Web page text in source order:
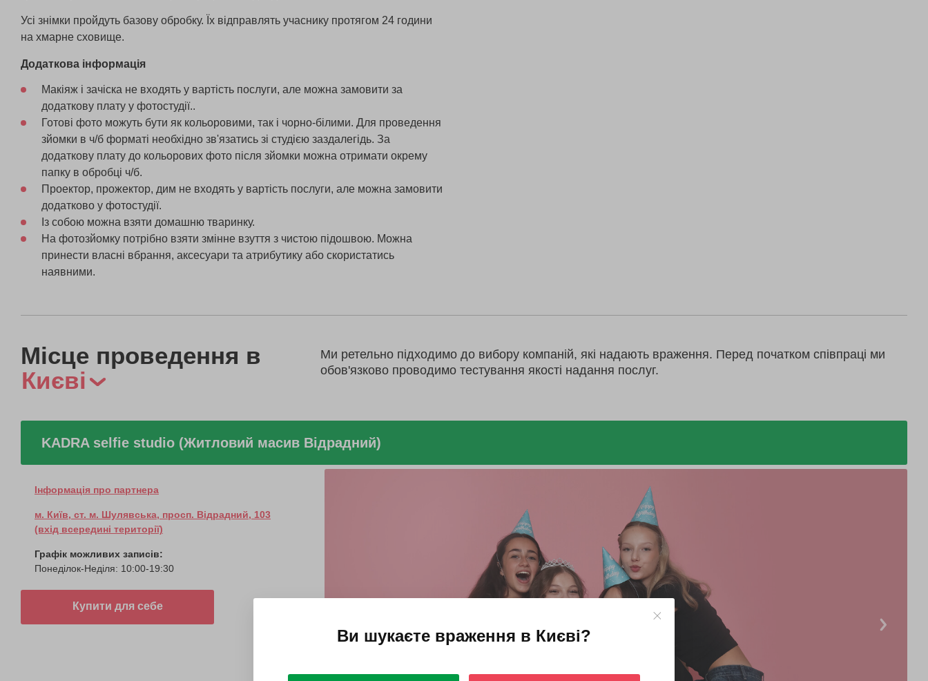
Усі знімки пройдуть базову обробку. Їх відправлять учаснику протягом 24 години
на хмарне сховище.
Додаткова інформація
Макіяж і зачіска не входять у вартість послуги, але можна замовити за
додаткову плату у фотостудії..
Готові фото можуть бути як кольоровими, так і чорно-білими. Для проведення
зйомки в ч/б форматі необхідно зв'язатись зі студією заздалегідь. За
додаткову плату до кольорових фото після зйомки можна отримати окрему
папку в обробці ч/б.
Проектор, прожектор, дим не входять у вартість послуги, але можна замовити
додатково у фотостудії.
Із собою можна взяти домашню тваринку.
На фотозйомку потрібно взяти змінне взуття з чистою підошвою. Можна
принести власні вбрання, аксесуари та атрибутику або скористатись
наявними.
Місце проведення в
Києві
Ми ретельно підходимо до вибору компаній, які надають враження. Перед початком співпраці ми
обов'язково проводимо тестування якості надання послуг.
KADRA selfie studio (Житловий масив Відрадний)
Інформація про партнера
м. Київ, ст. м. Шулявська, просп. Відрадний, 103
(вхід всередині території)
Графік можливих записів:
Понеділок-Неділя: 10:00-19:30
Купити для себе
Ви шукаєте враження в Києві?